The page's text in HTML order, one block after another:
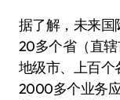
据了解，未来国
20多个省（直
地级市、上百个
2000多个业务